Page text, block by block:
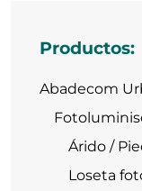
Productos:
Abadecom
Árido /
Loseta